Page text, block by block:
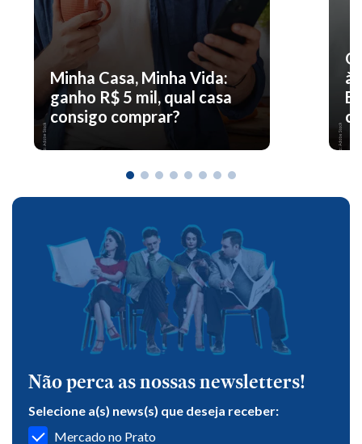
Minha Casa, Minha Vida:
ganho R$ 5 mil, qual casa
consigo comprar?
O
à
Não perca as nossas newsletters!
Selecione a(s) news(s) que deseja receber:
Mercado no Prato